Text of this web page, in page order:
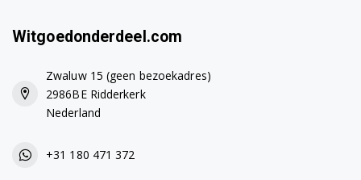
Witgoedonderdeel.com
Zwaluw 15 (geen bezoekadres)
2986BE Ridderkerk
Nederland
+31 180 471 372